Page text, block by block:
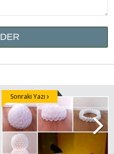
Sonraki Yazı